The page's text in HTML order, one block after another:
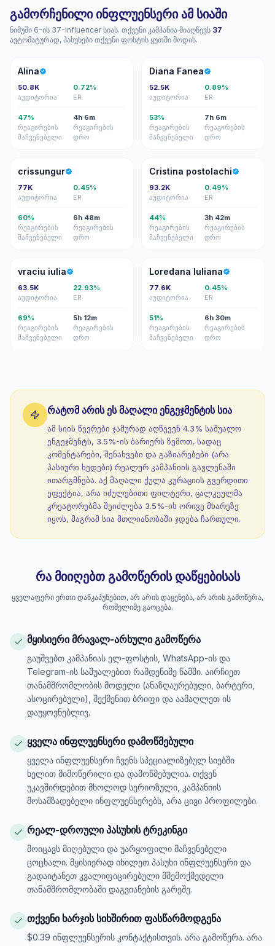
გამორჩენილი ინფლუენსერი ამ სიაში
ნიმუში 6-ის 37-influencer სიას. თქვენი კამპანია მიაღწევს 37
ავტომატურად, პასუხები თქვენი ფოსტის ყუთში მოდის.
A
Alina
50.8K
აუდიტორია
0.72%
ER
47%
რეაგირების
მაჩვენებელი
4h 6m
რეაგირების
დრო
DF
Diana Fanea
52.5K
აუდიტორია
0.89%
ER
53%
რეაგირების
მაჩვენებელი
7h 6m
რეაგირების
დრო
C
crissungur
77K
აუდიტორია
0.45%
ER
60%
რეაგირების
მაჩვენებელი
6h 48m
რეაგირების
დრო
CP
Cristina postolachi
93.2K
აუდიტორია
0.49%
ER
44%
რეაგირების
მაჩვენებელი
3h 42m
რეაგირების
დრო
VI
vraciu iulia
63.5K
აუდიტორია
22.93%
ER
69%
რეაგირების
მაჩვენებელი
5h 12m
რეაგირების
დრო
LI
Loredana Iuliana
77.6K
აუდიტორია
0.45%
ER
51%
რეაგირების
მაჩვენებელი
6h 30m
რეაგირების
დრო
რატომ არის ეს მაღალი ენგეჯმენტის სია
ამ სიის წევრები ჯამურად აღწევენ 4.3% საშუალო
ენგეჯმენტს, 3.5%-ის ბარიერს ზემოთ, სადაც
კომენტარები, შენახვები და გაზიარებები (არა
პასიური ხედები) რეალურ კამპანიის გავლენაში
ითარგმნება. აქ მაღალი ქულა კურაციის გვერდითი
ეფექტია, არა იძულებითი ფილტერი, ცალკეულმა
კრეატორებმა შეიძლება 3.5%-ის ორივე მხარეზე
იყოს, მაგრამ სია მთლიანობაში ჯდება ჩართული.
რა მიიღებთ გამოწერის დაწყებისას
ყველაფერი ერთი დაწკაპუნებით, არ არის დაყენება, არ არის გამოწერა,
რომელიმე გაოცება.
მყისიერი მრავალ-არხული გამოწერა
გაუშვებთ კამპანიას ელ-ფოსტის, WhatsApp-ის და
Telegram-ის საშუალებით რამდენიმე წამში. აირჩიეთ
თანამშრომლობის მოდელი (ანაზღაურებული, ბარტერი,
ასოცირებული), შექმენით ბრიფი და აამაღლეთ ის
დაუყოვნებლივ.
ყველა ინფლუენსერი დამოწმებული
ყველა ინფლუენსერი ჩვენს სპეციალიზებულ სიებში
ხელით მიმოწერილი და დამოწმებულია. თქვენ
უკავშირდებით მხოლოდ სერიოზული, კამპანიის
მოსამზადებელი ინფლუენსერებს, არა ცივი პროფილები.
რეალ-დროული პასუხის ტრეკინგი
მოიცავს მიღებული და უარყოფილი მაჩვენებელი
ცოცხალი. მყისიერად იხილეთ პასუხი ინფლუენსერი და
გადაიტანეთ კვალიფიცირებული მშემოქმედელი
თანამშრომლობაში დაგვიანების გარეშე.
თქვენი ხარჯის სიხშირით ფასწარმოდგენა
$0.39 ინფლუენსერის კონტაქტისთვის. არა გამოწერა. არა